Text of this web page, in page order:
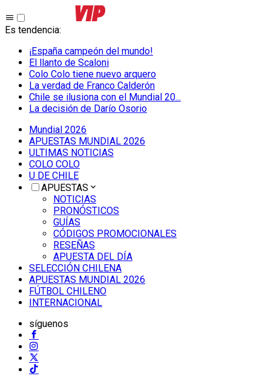
Es tendencia:
¡España campeón del mundo!
El llanto de Scaloni
Colo Colo tiene nuevo arquero
La verdad de Franco Calderón
Chile se ilusiona con el Mundial 20...
La decisión de Darío Osorio
Mundial 2026
APUESTAS MUNDIAL 2026
ULTIMAS NOTICIAS
COLO COLO
U DE CHILE
APUESTAS
NOTICIAS
PRONÓSTICOS
GUÍAS
CÓDIGOS PROMOCIONALES
RESEÑAS
APUESTA DEL DÍA
SELECCIÓN CHILENA
APUESTAS MUNDIAL 2026
FÚTBOL CHILENO
INTERNACIONAL
síguenos